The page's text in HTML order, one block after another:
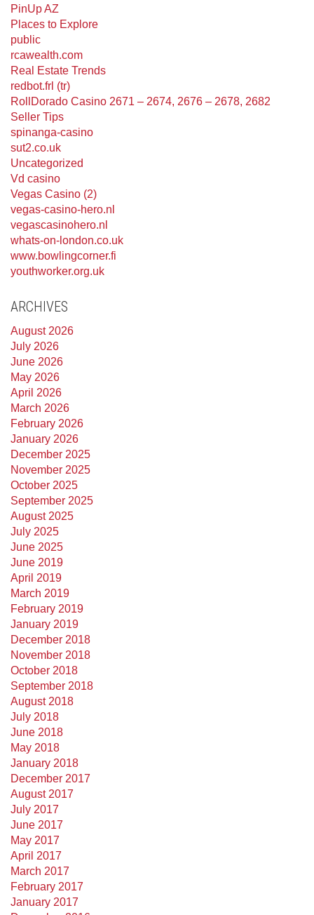
PinUp AZ
Places to Explore
public
rcawealth.com
Real Estate Trends
redbot.frl (tr)
RollDorado Casino 2671 – 2674, 2676 – 2678, 2682
Seller Tips
spinanga-casino
sut2.co.uk
Uncategorized
Vd casino
Vegas Casino (2)
vegas-casino-hero.nl
vegascasinohero.nl
whats-on-london.co.uk
www.bowlingcorner.fi
youthworker.org.uk
ARCHIVES
August 2026
July 2026
June 2026
May 2026
April 2026
March 2026
February 2026
January 2026
December 2025
November 2025
October 2025
September 2025
August 2025
July 2025
June 2025
June 2019
April 2019
March 2019
February 2019
January 2019
December 2018
November 2018
October 2018
September 2018
August 2018
July 2018
June 2018
May 2018
January 2018
December 2017
August 2017
July 2017
June 2017
May 2017
April 2017
March 2017
February 2017
January 2017